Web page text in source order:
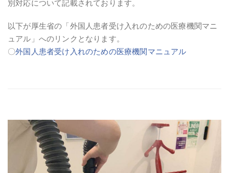
別対応について記載されております。
以下が厚生省の「外国人患者受け入れのための医療機関マニ
ュアル」へのリンクとなります。
〇外国人患者受け入れのための医療機関マニュアル